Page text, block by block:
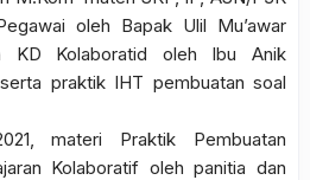
oleh Bapak Ulil Mu’awar
KD Kolaboratid oleh Ibu Anik
praktik IHT pembuatan soal
materi Praktik Pembuatan
Kolaboratif oleh panitia dan